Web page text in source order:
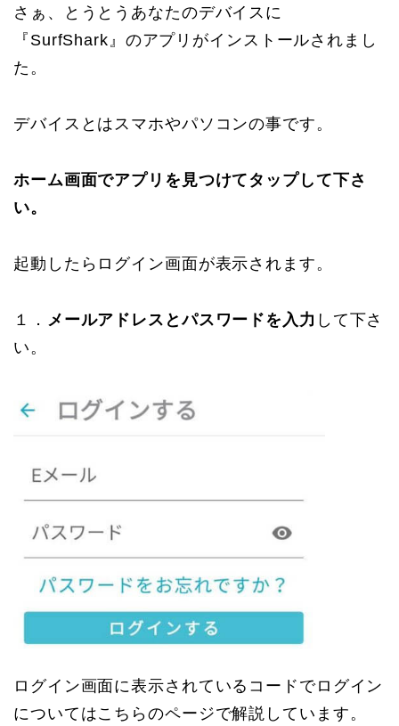
さぁ、とうとうあなたのデバイスに
『SurfShark』のアプリがインストールされまし
た。
デバイスとはスマホやパソコンの事です。
ホーム画面でアプリを見つけてタップして下さ
い。
起動したらログイン画面が表示されます。
１． メールアドレスとパスワードを入力 して下さ
い。
ログイン画面に表示されているコードでログイン
についてはこちらのページで解説しています。